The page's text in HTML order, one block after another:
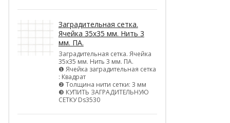
Заградительная сетка.
Ячейка 35х35 мм. Нить 3
мм. ПА.
Заградительная сетка. Ячейка
35х35 мм. Нить 3 мм. ПА.
❶ Ячейка заградительная сетка
: Квадрат
❷ Толщина нити сетки: 3 мм
❸ КУПИТЬ ЗАГРАДИТЕЛЬНУЮ
СЕТКУ Ds3530